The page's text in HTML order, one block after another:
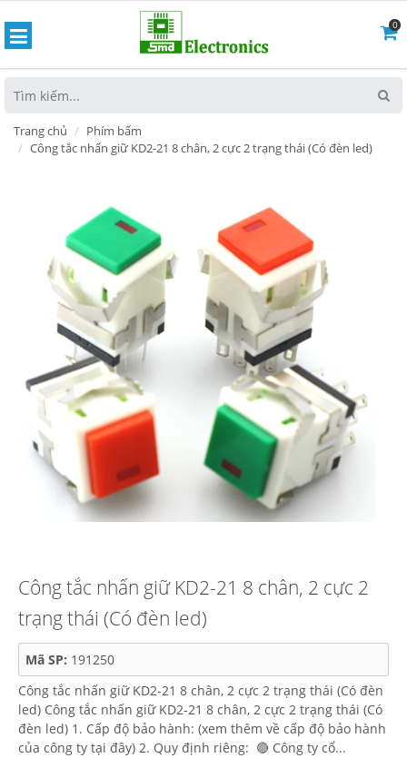
0
Trang chủ
Phím bấm
Công tắc nhấn giữ KD2-21 8 chân, 2 cực 2 trạng thái (Có đèn led)
Công tắc nhấn giữ KD2-21 8 chân, 2 cực 2
trạng thái (Có đèn led)
Mã SP: 191250
Công tắc nhấn giữ KD2-21 8 chân, 2 cực 2 trạng thái (Có đèn
led) Công tắc nhấn giữ KD2-21 8 chân, 2 cực 2 trạng thái (Có
đèn led) 1. Cấp độ bảo hành: (xem thêm về cấp độ bảo hành
của công ty tại đây) 2. Quy định riêng: 🔴 Công ty cổ...